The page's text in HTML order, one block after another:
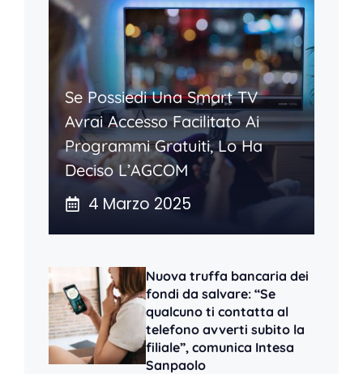
Se Possiedi Una Smart TV
Avrai Accesso Facilitato Ai
Programmi Gratuiti, Lo Ha
Deciso L’AGCOM
4 Marzo 2025
Nuova truffa bancaria dei
fondi da salvare: “Se
qualcuno ti contatta al
telefono avverti subito la
filiale”, comunica Intesa
Sanpaolo